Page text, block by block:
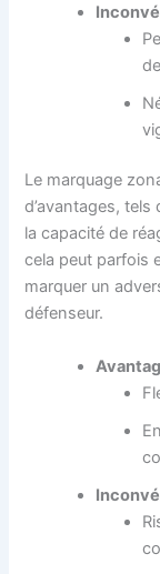
Le marquage
d’avantages, tels
la capacité de
cela peut parfois
marquer un
défenseur.